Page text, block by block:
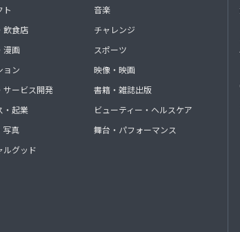
ト
飲食店
漫画
ョン
サービス開発
・起業
写真
ルグッド
音楽
チャレンジ
スポーツ
映像・映画
書籍・雑誌出版
ビューティー・ヘルスケア
舞台・パフォーマンス